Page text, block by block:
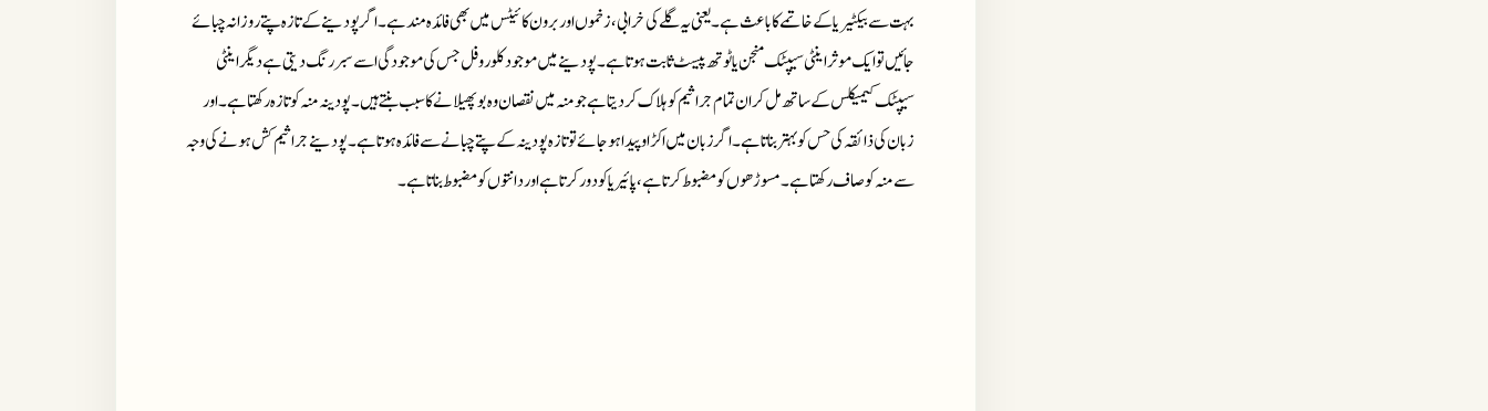
بہت سے بیکٹیریا کے خاتمے کا باعث ہے۔ یعنی یہ گلے کی خرابی ، زخموں اور برون کائیٹس میں بھی فائدہ مند ہے۔ اگر پودینے کے تازہ پتے روزانہ چبائے
جائیں تو ایک موثر اینٹی سیپٹک منجن یا ٹوتھ پیسٹ ثابت ہوتاہے۔ پودینے میں موجود کلوروفل جس کی موجودگی اسے سبر رنگ دیتی ہے دیگر اینٹی
سیپٹک کیمیکلس کے ساتھ مل کر ان تمام جراثیم کو ہلاک کر دیتا ہے جو منہ میں نقصان وہ بو پھیلانے کا سبب بنتے ہیں۔ پودینہ منہ کو تازہ رکھتا ہے۔ اور
زبان کی ذائقہ کی حس کو بہتر بناتاہے۔ اگر زبان میں اکڑاو پیدا ہو جائے تو تازہ پودینہ کے پتے چبانے سے فائدہ ہو تاہے۔ پودینے جراثیم کش ہونے کی وجہ
سے منہ کو صاف رکھتا ہے۔ مسوڑھوں کو مضبوط کرتاہے، پائیریا کو دور کرتاہے اور دانتوں کو مضبوط بناتاہے۔